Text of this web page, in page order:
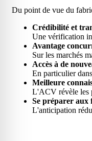
Du point de vue du
Crédibilité et
Une vérification
Avantage
Sur les marchés
Accès à de
En particulier
Meilleure
L'ACV révèle les
Se préparer aux
L'anticipation